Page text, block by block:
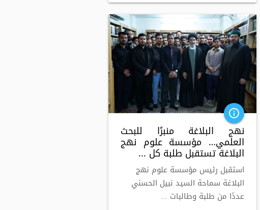
info_outline
نهج البلاغة منبرًا للبحث
العلمي… مؤسسة علوم نهج
البلاغة تستقبل طلبة كل ...
استقبل رئيس مؤسسة علوم نهج
البلاغة سماحة السيد نبيل الحسني
عددًا من طلبة وطالبات ...